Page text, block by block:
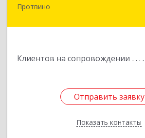
Протвино
Клиентов на сопровождении
Отправить заявку
Показать контакты
Отправить заявку
Назад